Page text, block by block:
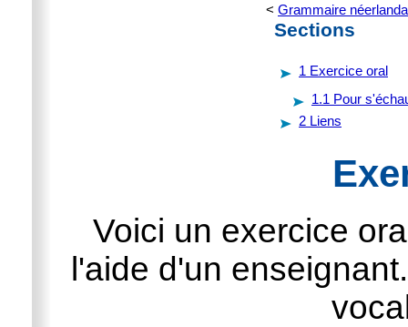
< Grammaire
Sections
1 Exercice oral
1.1 Pour
2 Liens
Voici un exercice
l'aide d'un